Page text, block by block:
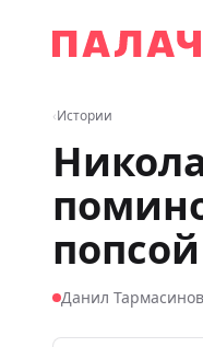
Палач
‹Истории
Данил Тармасинов